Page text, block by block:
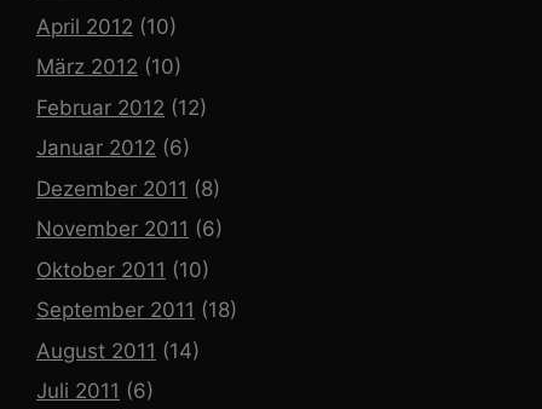
April 2012 (10)
März 2012 (10)
Februar 2012 (12)
Januar 2012 (6)
Dezember 2011 (8)
November 2011 (6)
Oktober 2011 (10)
September 2011 (18)
August 2011 (14)
Juli 2011 (6)